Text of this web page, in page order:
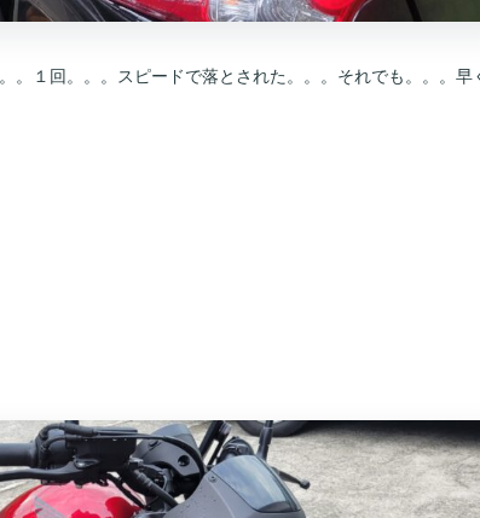
。１回。。。スピードで落とされた。。。それでも。。。早